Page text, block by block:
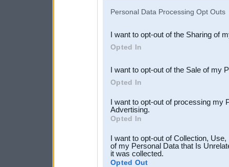
Downstream Participants
third parties.
Personal Data Processing Opt Outs
I want to opt-out of the Sharing of
Opted In
I want to opt-out of the Sale of my
Opted In
I want to opt-out of processing my
Advertising.
Opted In
I want to opt-out of Collection,
of my Personal Data that Is
it was collected.
Opted Out